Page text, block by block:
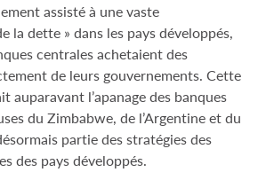
assisté à une vaste
la dette » dans les pays développés,
centrales achetaient des
de leurs gouvernements. Cette
auparavant l’apanage des banques
du Zimbabwe, de l’Argentine et du
partie des stratégies des
des pays développés.